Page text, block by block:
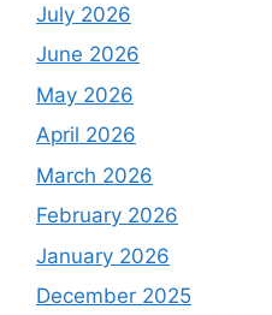
July 2026
June 2026
May 2026
April 2026
March 2026
February 2026
January 2026
December 2025